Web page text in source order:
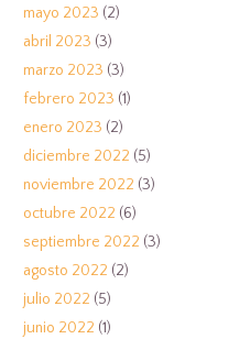
mayo 2023 (2)
abril 2023 (3)
marzo 2023 (3)
febrero 2023 (1)
enero 2023 (2)
diciembre 2022 (5)
noviembre 2022 (3)
octubre 2022 (6)
septiembre 2022 (3)
agosto 2022 (2)
julio 2022 (5)
junio 2022 (1)